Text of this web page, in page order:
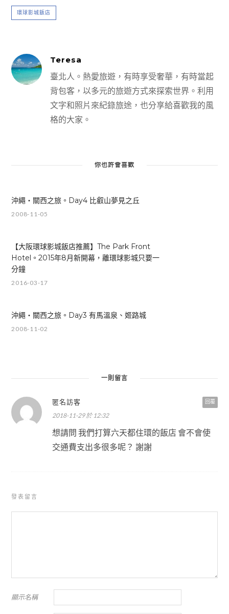
環球影城飯店
Teresa
臺北人。熱愛旅遊，有時享受奢華，有時當起
背包客，以多元的旅遊方式來探索世界。利用
文字和照片來紀錄旅途，也分享給喜歡我的風
格的大家。
你也許會喜歡
沖繩‧關西之旅。Day4 比叡山夢見之丘
2008-11-05
【大阪環球影城飯店推薦】The Park Front
Hotel。2015年8月新開幕，離環球影城只要一
分鐘
2016-03-17
沖繩‧關西之旅。Day3 有馬溫泉、姬路城
2008-11-02
一則留言
回覆
匿名訪客
2018-11-29 於 12:32
想請問 我們打算六天都住環的飯店 會不會使
交通費支出多很多呢？ 謝謝
發表留言
顯示名稱